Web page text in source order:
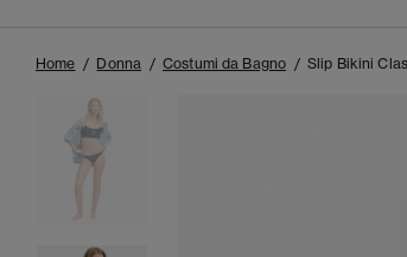
Home Donna Costumi da Bagno Slip Bikini